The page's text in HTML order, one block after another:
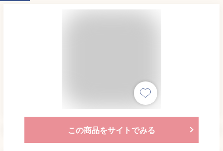
この商品をサイトでみる